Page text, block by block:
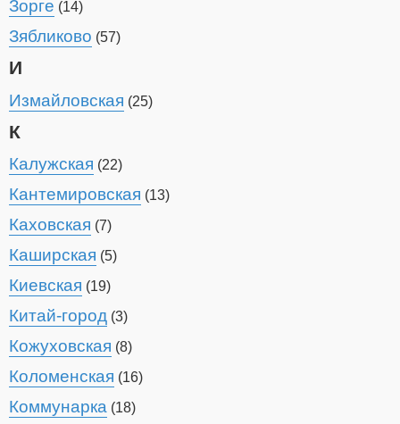
Зорге (14)
Зябликово (57)
И
Измайловская (25)
К
Калужская (22)
Кантемировская (13)
Каховская (7)
Каширская (5)
Киевская (19)
Китай-город (3)
Кожуховская (8)
Коломенская (16)
Коммунарка (18)